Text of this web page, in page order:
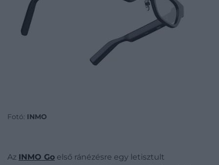
Fotó: INMO
Az INMO Go első ránézésre egy letisztult